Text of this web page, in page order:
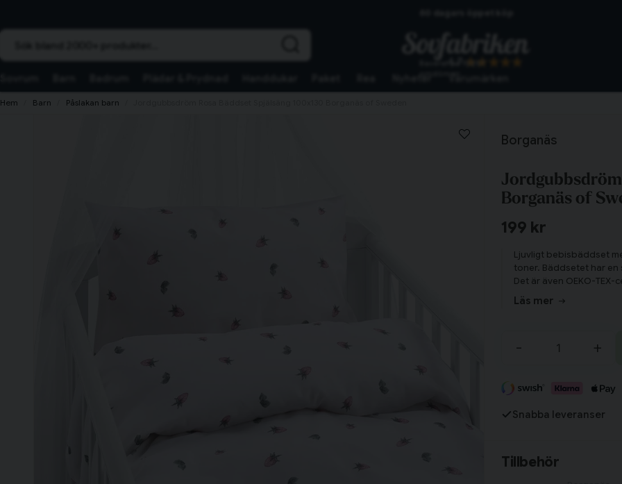
Hem Barn Påslakan barn
Borganäs
Borganäs of
199 kr
Ljuvligt bebisbäddset
toner. Bäddsetet har en
Det är även OEKO-
Läs mer
- +
Snabba leveranser
Tillbehör
Har du alla tillbehör?
Fortsätt handla